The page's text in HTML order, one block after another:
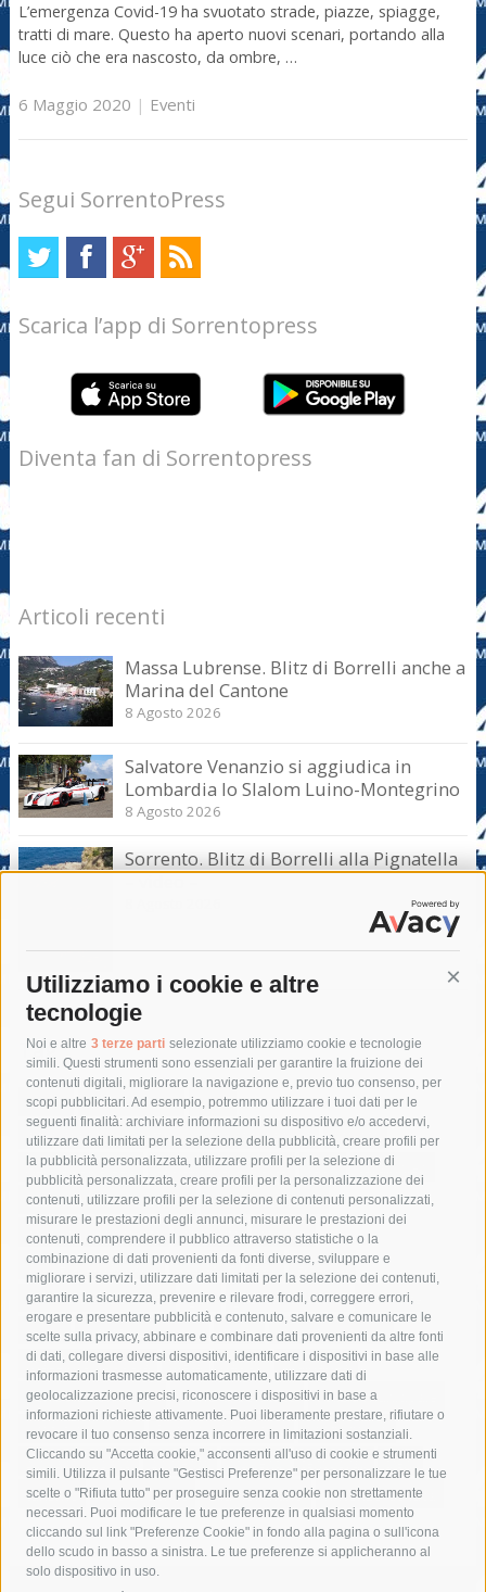
Utilizziamo i cookie e altre
tecnologie
Noi e altre 3 terze parti selezionate utilizziamo cookie e tecnologie
simili. Questi strumenti sono essenziali per garantire la fruizione dei
contenuti digitali, migliorare la navigazione e, previo tuo consenso, per
scopi pubblicitari. Ad esempio, potremmo utilizzare i tuoi dati per le
seguenti finalità: archiviare informazioni su dispositivo e/o accedervi,
utilizzare dati limitati per la selezione della pubblicità, creare profili per
la pubblicità personalizzata, utilizzare profili per la selezione di
pubblicità personalizzata, creare profili per la personalizzazione dei
contenuti, utilizzare profili per la selezione di contenuti personalizzati,
misurare le prestazioni degli annunci, misurare le prestazioni dei
contenuti, comprendere il pubblico attraverso statistiche o la
combinazione di dati provenienti da fonti diverse, sviluppare e
migliorare i servizi, utilizzare dati limitati per la selezione dei contenuti,
garantire la sicurezza, prevenire e rilevare frodi, correggere errori,
erogare e presentare pubblicità e contenuto, salvare e comunicare le
scelte sulla privacy, abbinare e combinare dati provenienti da altre fonti
di dati, collegare diversi dispositivi, identificare i dispositivi in base alle
informazioni trasmesse automaticamente, utilizzare dati di
geolocalizzazione precisi, riconoscere i dispositivi in base a
informazioni richieste attivamente. Puoi liberamente prestare, rifiutare o
revocare il tuo consenso senza incorrere in limitazioni sostanziali.
Cliccando su "Accetta cookie," acconsenti all'uso di cookie e strumenti
simili. Utilizza il pulsante "Gestisci Preferenze" per personalizzare le tue
scelte o "Rifiuta tutto" per proseguire senza cookie non strettamente
necessari. Puoi modificare le tue preferenze in qualsiasi momento
cliccando sul link "Preferenze Cookie" in fondo alla pagina o sull'icona
dello scudo in basso a sinistra. Le tue preferenze si applicheranno al
solo dispositivo in uso.
L’emergenza Covid-19 ha svuotato strade, piazze, spiagge,
tratti di mare. Questo ha aperto nuovi scenari, portando alla
luce ciò che era nascosto, da ombre, …
6 Maggio 2020 | Eventi
Segui SorrentoPress
Scarica l’app di Sorrentopress
Diventa fan di Sorrentopress
Articoli recenti
Massa Lubrense. Blitz di Borrelli anche a
Marina del Cantone
8 Agosto 2026
Salvatore Venanzio si aggiudica in
Lombardia lo Slalom Luino-Montegrino
8 Agosto 2026
Sorrento. Blitz di Borrelli alla Pignatella
– video –
Tag
acqua allerta meteo
anas
area marina protetta di punta campanella
arresto
Asl Napoli 3 sud
capitaneria di porto capri
carabinieri
castellammare di stabia
circumvesuviana
comune di sorrento
concerto
contagi
costiera amalfitana
covid-19 eav
elezioni
fondazione sorrento
gori guardia costiera
incidente
lavori
lorenzo balducelli mare
massa lubrense
massimo coppola
Meta napoli
ordinanza
penisola sorrentina
piano di sorrento
polizia municipale
protezione civile
Regione Campania
sant'agnello
sindaco cuomo
sorrento studenti temporali
treni
turismo
Vico Equense villa fiorentino vincenzo de luca